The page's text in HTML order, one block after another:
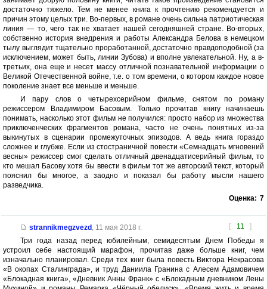
достаточно тяжело. Тем не менее книга к прочтению рекомендуется и
причин этому целых три. Во-первых, в романе очень сильна патриотическая
линия — то, чего так не хватает нашей сегодняшней стране. Во-вторых,
собственно история внедрения и работы Александра Белова в немецком
тылу выглядит тщательно проработанной, достаточно правдоподобной (за
исключением, может быть, линии Зубова) и вполне увлекательной. Ну, а в-
третьих, она еще и несет массу отличной познавательной информации о
Великой Отечественной войне, т.е. о том времени, о котором каждое новое
поколение знает все меньше и меньше.
И пару слов о четырехсерийном фильме, снятом по роману
режиссером Владимиром Басовым. Только прочитав книгу начинаешь
понимать, насколько этот фильм не получился: просто набор из множества
приключенческих фрагментов романа, часто не очень понятных из-за
выкинутых в сценарии промежуточных эпизодов. А ведь книга гораздо
сложнее и глубже. Если из стостраничной повести «Семнадцать мгновений
весны» режиссер смог сделать отличный двенадцатисерийный фильм, то
кто мешал Басову хотя бы ввести в фильм тот же авторский текст, который
пояснил бы многое, а заодно и показал бы работу мысли нашего
разведчика.
Оценка: 7
[ 11 ]
strannikmegzvezd , 11 мая 2018 г.
Три года назад перед юбилейным, семидесятым Днем Победы я
устроил себе настоящий марафон, прочитав даже больше книг, чем
изначально планировал. Среди тех книг была повесть Виктора Некрасова
«В окопах Сталинграда», и труд Даниила Гранина с Алесем Адамовичем
«Блокадная книга», «Дневник Анны Франк» с «Блокадным дневником Лены